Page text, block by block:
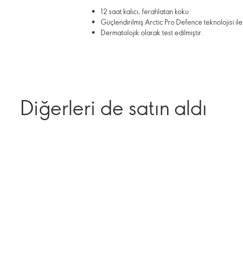
12 saat kalıcı, ferahlatan koku
Güçlendirilmiş Arctic Pro Defence teknolojisi ile
Dermatolojik olarak test edilmiştir.
Diğerleri de satın aldı